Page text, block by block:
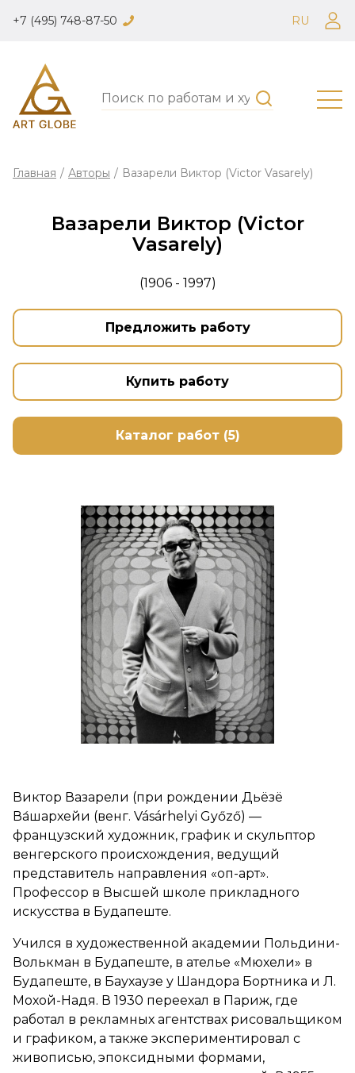
+7 (495) 748-87-50 RU
Главная / Авторы / Вазарели Виктор (Victor Vasarely)
Вазарели Виктор (Victor
Vasarely)
(1906 - 1997)
Предложить работу
Купить работу
Каталог работ (5)
Виктор Вазарели (при рождении Дьёзё
Ва́шархейи (венг. Vásárhelyi Győző) —
французский художник, график и скульптор
венгерского происхождения, ведущий
представитель направления «оп-арт».
Профессор в Высшей школе прикладного
искусства в Будапеште.
Учился в художественной академии Польдини-
Волькман в Будапеште, в ателье «Мюхели» в
Будапеште, в Баухаузе у Шандора Бортника и Л.
Мохой-Надя. В 1930 переехал в Париж, где
работал в рекламных агентствах рисовальщиком
и графиком, а также экспериментировал с
живописью, эпоксидными формами,